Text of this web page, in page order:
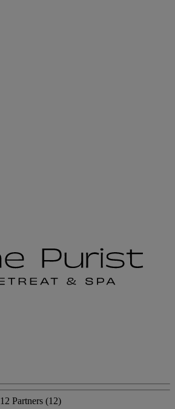
12 Partners (12)